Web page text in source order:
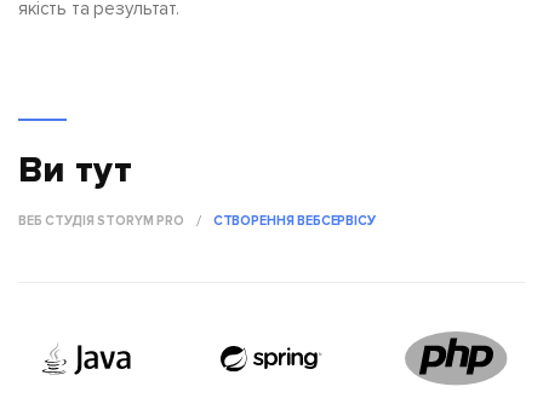
якість та результат.
Ви тут
ВЕБ СТУДІЯ STORYM PRO СТВОРЕННЯ ВЕБСЕРВІСУ